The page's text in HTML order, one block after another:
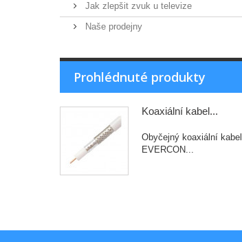
Jak zlepšit zvuk u televize
Naše prodejny
Prohlédnuté produkty
Koaxiální kabel...
Obyčejný koaxiální kabel
EVERCON...